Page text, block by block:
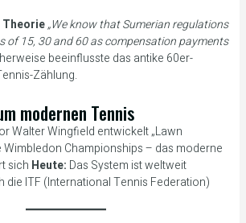
Theorie„We know that Sumerian regulations
of 15, 30 and 60 as compensation payments
beeinflusste das antike 60er-
Zählung.
modernen Tennis
Walter Wingfield entwickelt „Lawn
Wimbledon Championships – das moderne
sich Heute: Das System ist weltweit
die ITF (International Tennis Federation)